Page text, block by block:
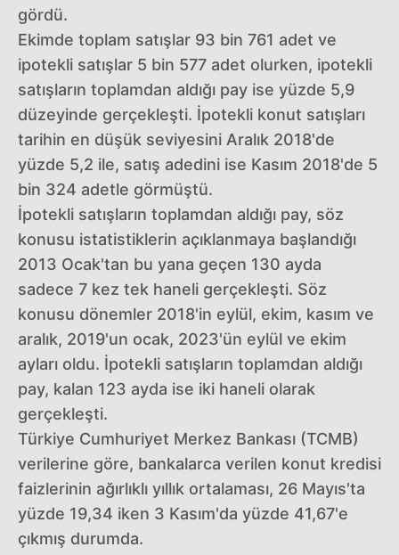
gördü.
Ekimde toplam satışlar 93 bin 761 adet ve
ipotekli satışlar 5 bin 577 adet olurken, ipotekli
satışların toplamdan aldığı pay ise yüzde 5,9
düzeyinde gerçekleşti. İpotekli konut satışları
tarihin en düşük seviyesini Aralık 2018'de
yüzde 5,2 ile, satış adedini ise Kasım 2018'de 5
bin 324 adetle görmüştü.
İpotekli satışların toplamdan aldığı pay, söz
konusu istatistiklerin açıklanmaya başlandığı
2013 Ocak'tan bu yana geçen 130 ayda
sadece 7 kez tek haneli gerçekleşti. Söz
konusu dönemler 2018'in eylül, ekim, kasım ve
aralık, 2019'un ocak, 2023'ün eylül ve ekim
ayları oldu. İpotekli satışların toplamdan aldığı
pay, kalan 123 ayda ise iki haneli olarak
gerçekleşti.
Türkiye Cumhuriyet Merkez Bankası (TCMB)
verilerine göre, bankalarca verilen konut kredisi
faizlerinin ağırlıklı yıllık ortalaması, 26 Mayıs'ta
yüzde 19,34 iken 3 Kasım'da yüzde 41,67'e
çıkmış durumda.